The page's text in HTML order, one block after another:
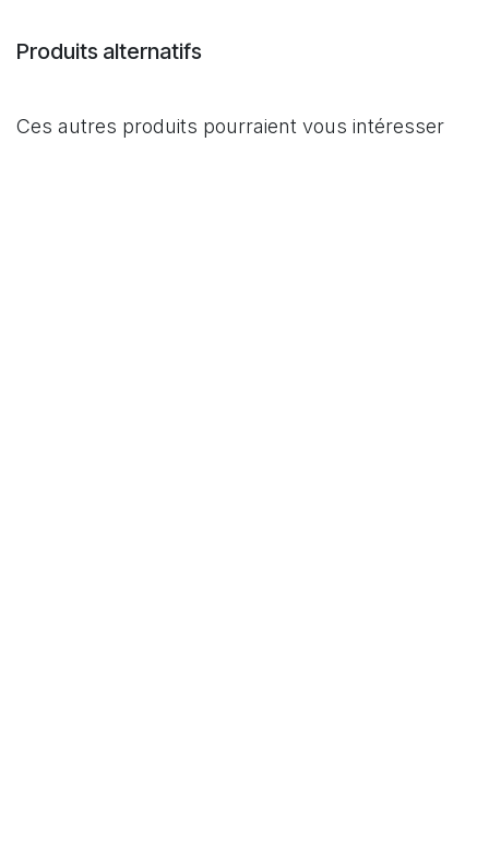
Produits alternatifs
Ces autres produits pourraient vous intéresser